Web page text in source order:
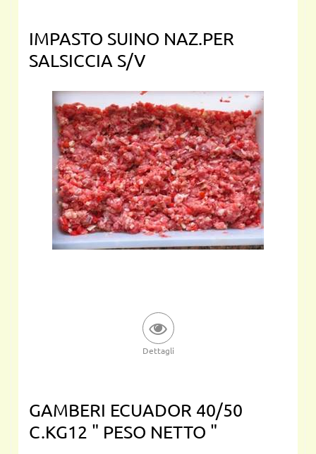
IMPASTO SUINO NAZ.PER
SALSICCIA S/V
Dettagli
GAMBERI ECUADOR 40/50
C.KG12 " PESO NETTO "